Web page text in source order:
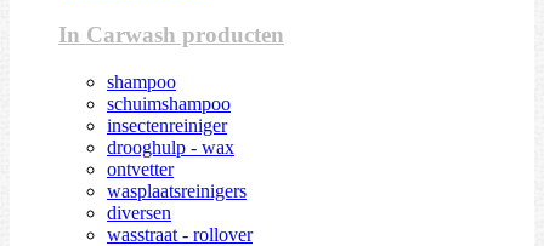
In Carwash producten
shampoo
schuimshampoo
insectenreiniger
drooghulp - wax
ontvetter
wasplaatsreinigers
diversen
wasstraat - rollover